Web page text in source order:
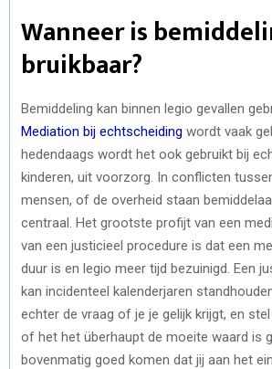
Wanneer is
bruikbaar?
Bemiddeling kan binnen legio gevallen
Mediation bij echtscheiding wordt vaak
hedendaags wordt het ook gebruikt bij
kinderen, uit voorzorg. In conflicten
mensen, of de overheid staan
centraal. Het grootste profijt van een
van een justicieel procedure is dat een
duur is en legio meer tijd bezuinigd. Een
kan incidenteel kalenderjaren
echter de vraag of je je gelijk krijgt, en
of het het überhaupt de moeite waard is
bovenmatig goed komen dat jij aan het